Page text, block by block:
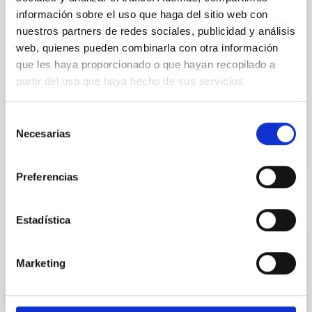
información sobre el uso que haga del sitio web con
nuestros partners de redes sociales, publicidad y análisis
web, quienes pueden combinarla con otra información
que les haya proporcionado o que hayan recopilado a
partir del uso que haya hecho de sus servicios.
Necesarias
Preferencias
Estadística
Marketing
Observatory LLC
Regular las condiciones para la instalación del TMT
en el ORM, su futura operación y, cuando así se
decida de mutuo acuerdo, su demolición, retirada y
restauración del emplazamiento
In-force date 03/29/2017-03/29/2021
Acuerdo de Colaboración entre Leading-On
y el IAC para el desarrollo del proyecto "Un
espacio para crecer" en el Observatorio